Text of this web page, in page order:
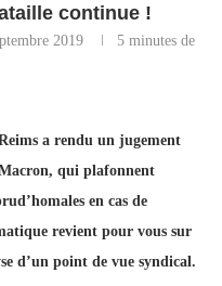
continue !
2019
5 minutes de
a rendu un jugement
qui plafonnent
en cas de
revient pour vous sur
d’un point de vue syndical.